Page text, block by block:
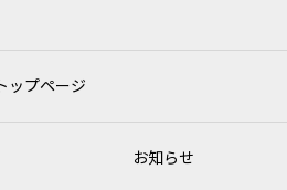
トップページ
お知らせ